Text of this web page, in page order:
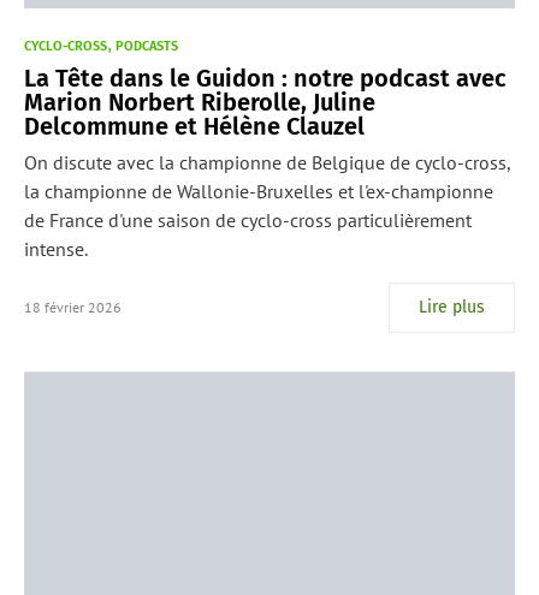
CYCLO-CROSS PODCASTS
La Tête dans le Guidon : notre podcast avec
Marion Norbert Riberolle, Juline
Delcommune et Hélène Clauzel
On discute avec la championne de Belgique de cyclo-cross,
la championne de Wallonie-Bruxelles et l'ex-championne
de France d'une saison de cyclo-cross particulièrement
intense.
18 février 2026 Lire plus